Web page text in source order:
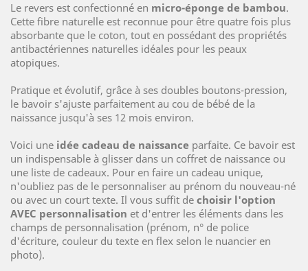
Le revers est confectionné en micro-éponge de bambou.
Cette fibre naturelle est reconnue pour être quatre fois plus
absorbante que le coton, tout en possédant des propriétés
antibactériennes naturelles idéales pour les peaux
atopiques.
Pratique et évolutif, grâce à ses doubles boutons-pression,
le bavoir s'ajuste parfaitement au cou de bébé de la
naissance jusqu'à ses 12 mois environ.
Voici une idée cadeau de naissance parfaite. Ce bavoir est
un indispensable à glisser dans un coffret de naissance ou
une liste de cadeaux. Pour en faire un cadeau unique,
n'oubliez pas de le personnaliser au prénom du nouveau-né
ou avec un court texte. Il vous suffit de choisir l'option
AVEC personnalisation et d'entrer les éléments dans les
champs de personnalisation (prénom, n° de police
d'écriture, couleur du texte en flex selon le nuancier en
photo).